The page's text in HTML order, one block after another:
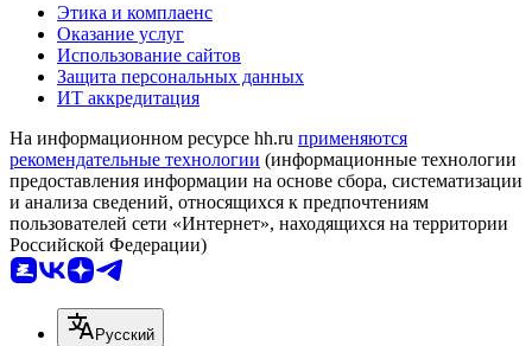
Этика и комплаенс
Оказание услуг
Использование сайтов
Защита персональных данных
ИТ аккредитация
На информационном ресурсе hh.ru применяются
рекомендательные технологии (информационные технологии
предоставления информации на основе сбора, систематизации
и анализа сведений, относящихся к предпочтениям
пользователей сети «Интернет», находящихся на территории
Российской Федерации)
Русский